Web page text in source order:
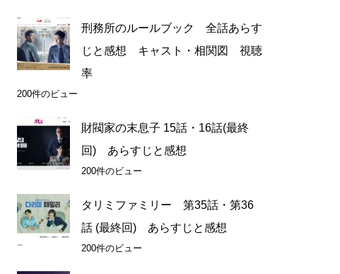
刑務所のルールブック 全話あらす
じと感想 キャスト・相関図 視聴
率
200件のビュー
財閥家の末息子 15話・16話(最終
回) あらすじと感想
200件のビュー
タリミファミリー 第35話・第36
話 (最終回) あらすじと感想
200件のビュー